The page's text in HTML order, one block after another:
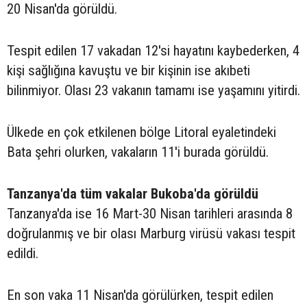
20 Nisan'da görüldü.
Tespit edilen 17 vakadan 12'si hayatını kaybederken, 4
kişi sağlığına kavuştu ve bir kişinin ise akıbeti
bilinmiyor. Olası 23 vakanın tamamı ise yaşamını yitirdi.
Ülkede en çok etkilenen bölge Litoral eyaletindeki
Bata şehri olurken, vakaların 11'i burada görüldü.
Tanzanya'da tüm vakalar Bukoba'da görüldü
Tanzanya'da ise 16 Mart-30 Nisan tarihleri arasında 8
doğrulanmış ve bir olası Marburg virüsü vakası tespit
edildi.
En son vaka 11 Nisan'da görülürken, tespit edilen